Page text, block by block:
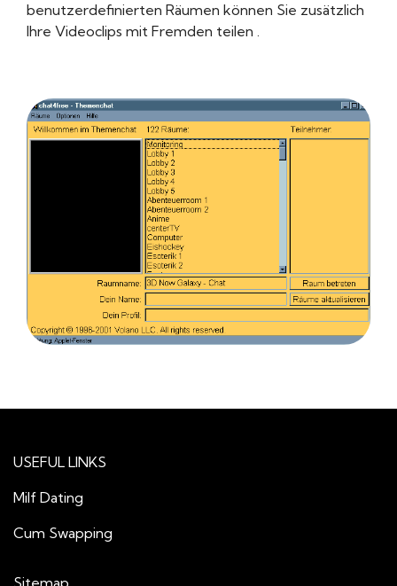
benutzerdefinierten Räumen können Sie zusätzlich
Ihre Videoclips mit Fremden teilen .
USEFUL LINKS
Milf Dating
Cum Swapping